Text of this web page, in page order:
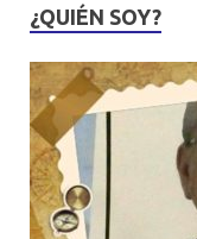
¿QUIÉN SOY?